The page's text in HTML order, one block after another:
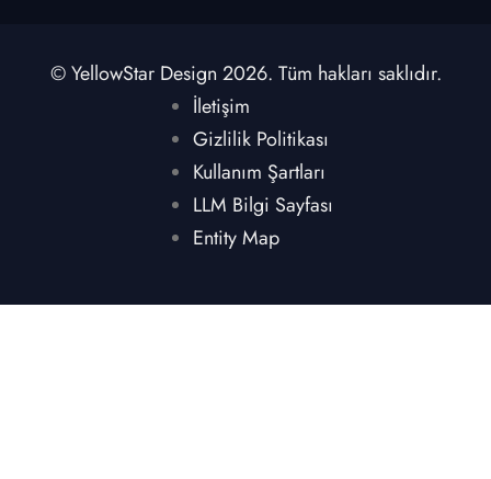
© YellowStar Design 2026. Tüm hakları saklıdır.
İletişim
Gizlilik Politikası
Kullanım Şartları
LLM Bilgi Sayfası
Entity Map